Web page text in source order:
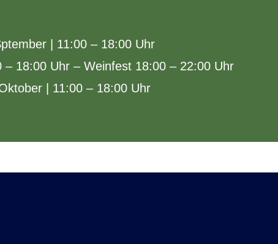
| 11:00 – 18:00 Uhr
18:00 Uhr – Weinfest 18:00 – 22:00 Uhr
| 11:00 – 18:00 Uhr